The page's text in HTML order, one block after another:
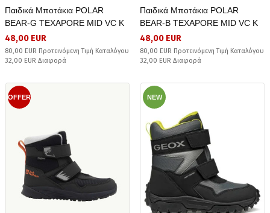
Παιδικά Μποτάκια POLAR
BEAR-G TEXAPORE MID VC K
48,00 EUR
80,00 EUR Προτεινόμενη Τιμή Καταλόγου
32,00 EUR Διαφορά
Παιδικά Μποτάκια POLAR
BEAR-B TEXAPORE MID VC K
48,00 EUR
80,00 EUR Προτεινόμενη Τιμή Καταλόγου
32,00 EUR Διαφορά
OFFER NEW